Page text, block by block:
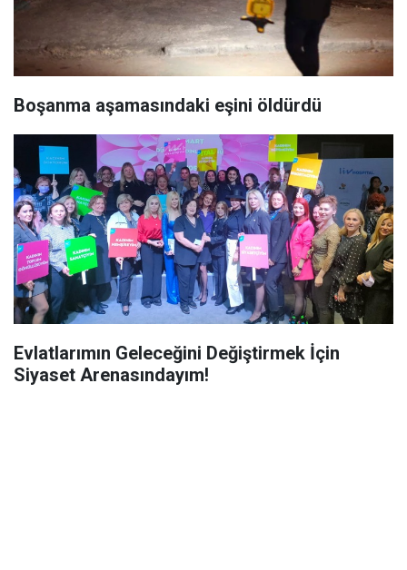
Boşanma aşamasındaki eşini öldürdü
Evlatlarımın Geleceğini Değiştirmek İçin
Siyaset Arenasındayım!